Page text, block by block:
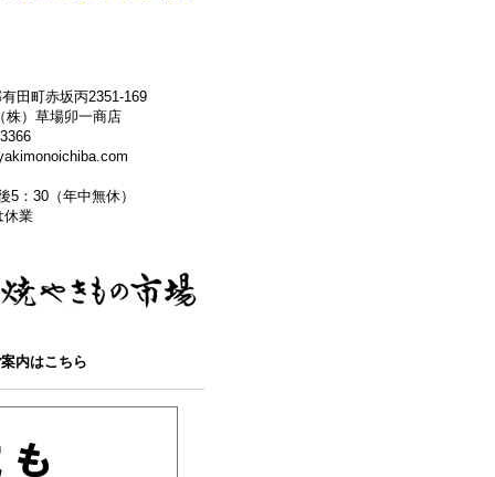
田町赤坂丙2351-169
株）草場卯一商店
5：30（年中無休）
休業
内はこちら